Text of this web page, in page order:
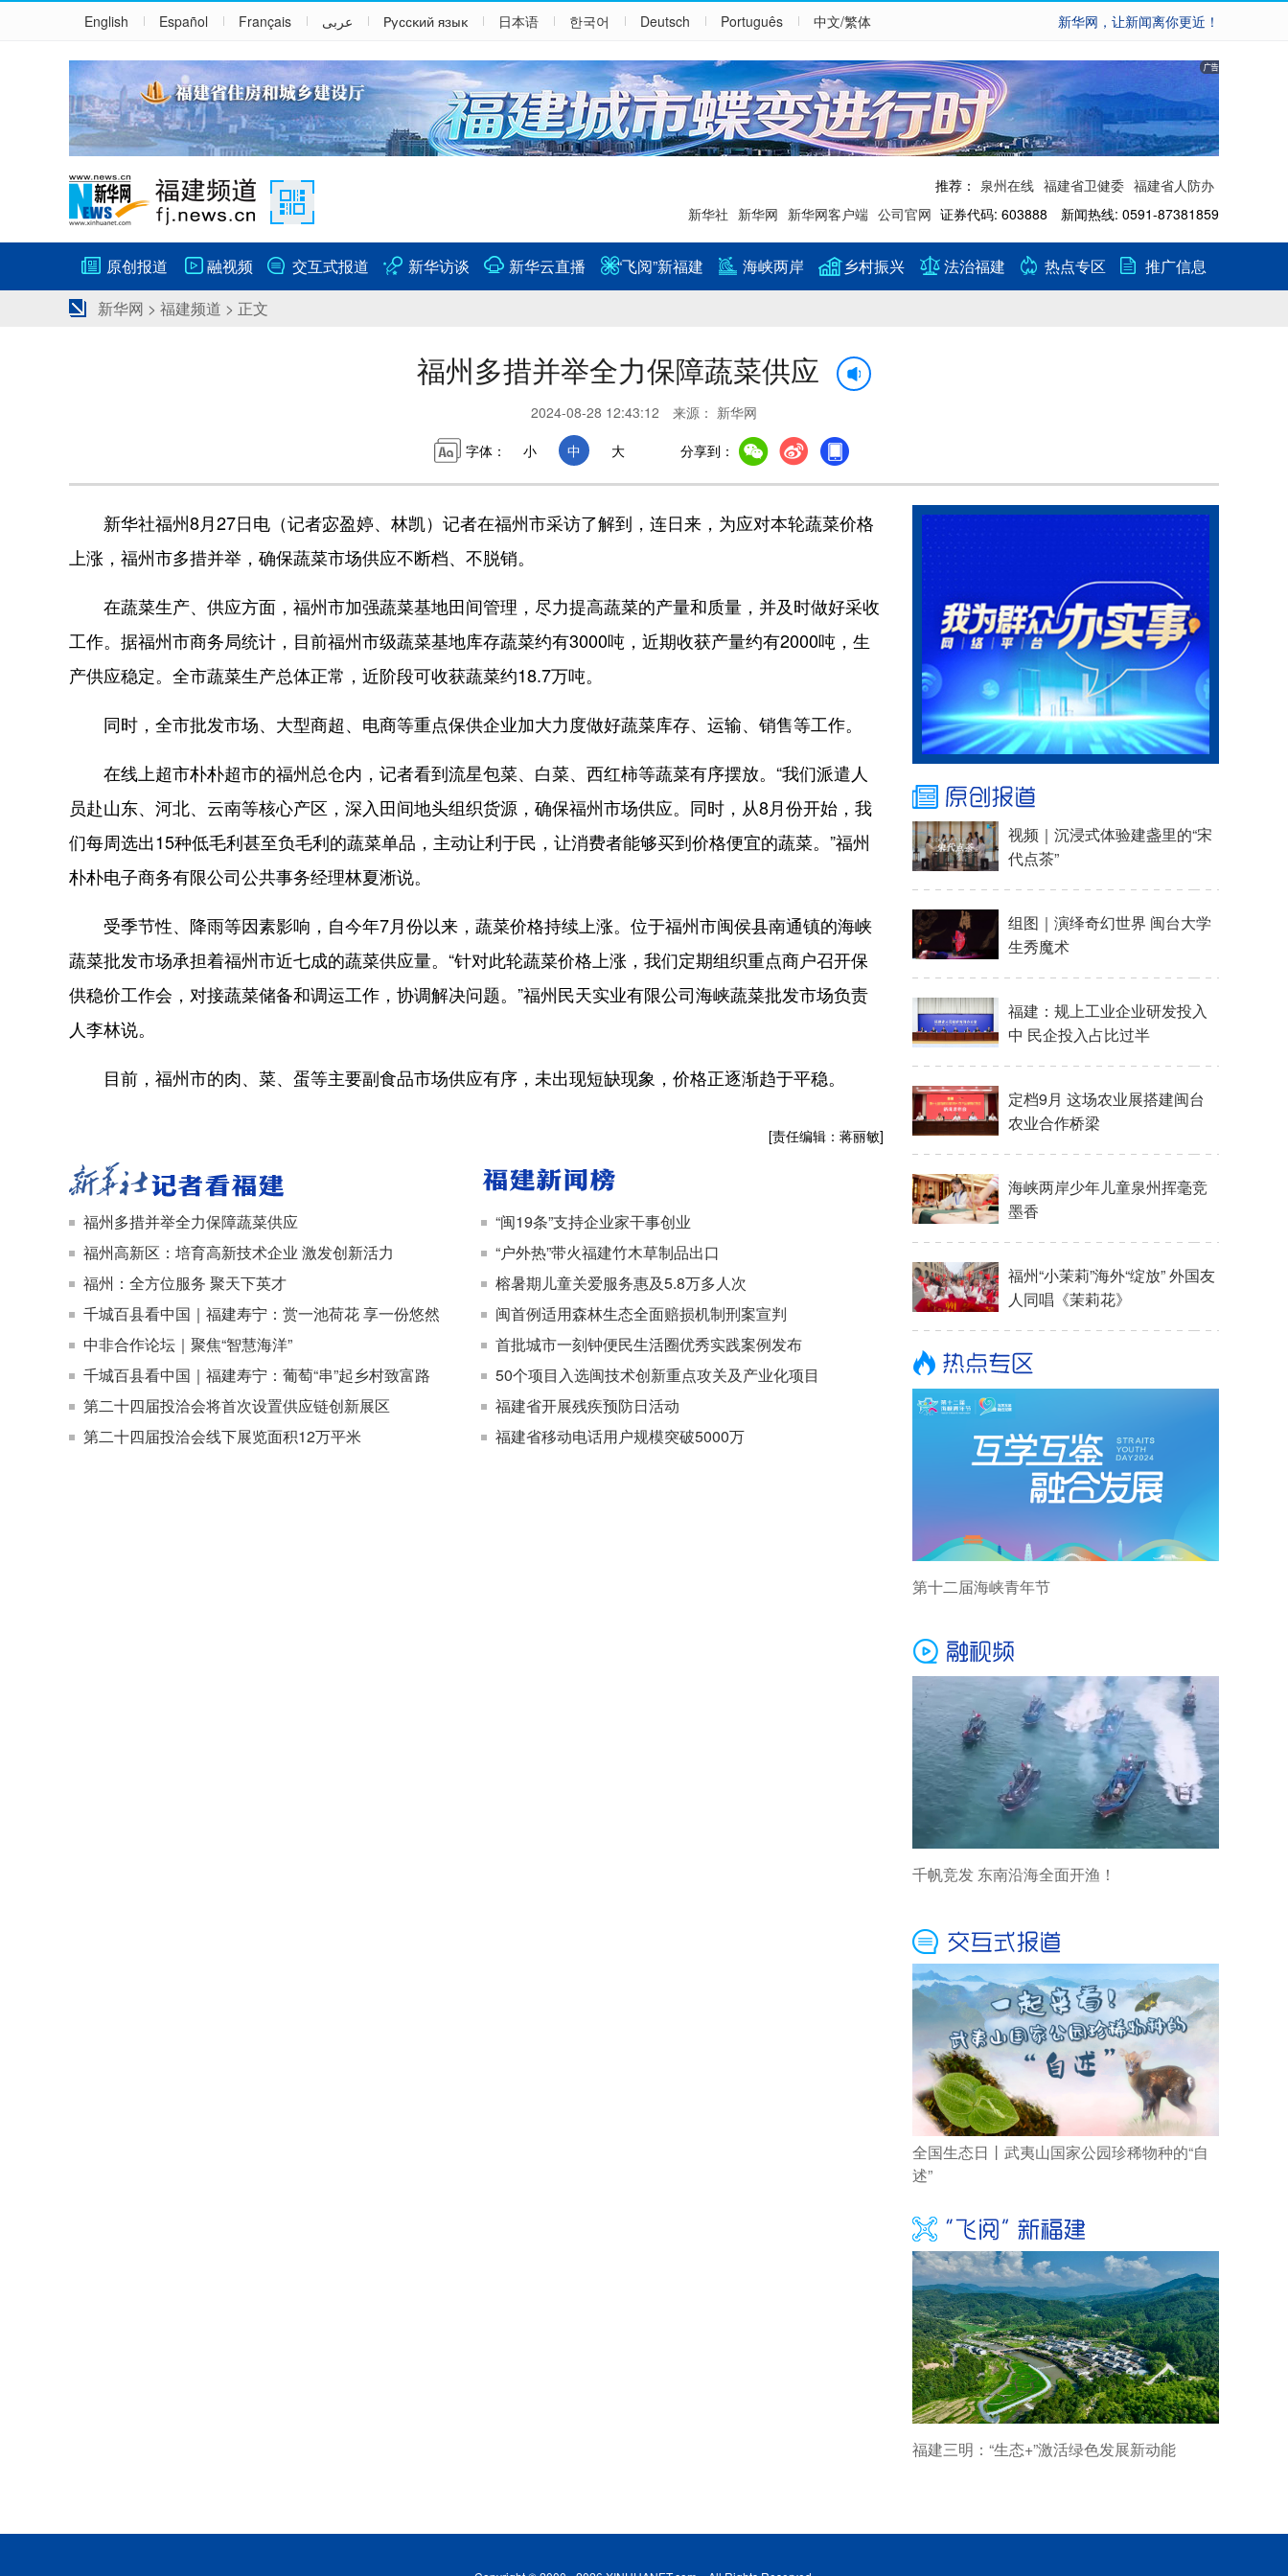
English Español Français عربى Русский язык 日本语 한국어 Deutsch Português 中文/繁体 新华网，让新闻离你更近！
推荐： 泉州在线 福建省卫健委 福建省人防办
新华社 新华网 新华网客户端 公司官网 证券代码: 603888 新闻热线: 0591-87381859
原创报道 融视频 交互式报道 新华访谈 新华云直播 “飞阅”新福建 海峡两岸 乡村振兴 法治福建 热点专区
推广信息
新华网 > 福建频道 > 正文
福州多措并举全力保障蔬菜供应
2024-08-28 12:43:12 来源： 新华网
字体：
小 中 大 分享到：
新华社福州8月27日电（记者宓盈婷、林凯）记者在福州市采访了解到，连日来，为应对本轮蔬菜价格
上涨，福州市多措并举，确保蔬菜市场供应不断档、不脱销。
在蔬菜生产、供应方面，福州市加强蔬菜基地田间管理，尽力提高蔬菜的产量和质量，并及时做好采收
工作。据福州市商务局统计，目前福州市级蔬菜基地库存蔬菜约有3000吨，近期收获产量约有2000吨，生
产供应稳定。全市蔬菜生产总体正常，近阶段可收获蔬菜约18.7万吨。
同时，全市批发市场、大型商超、电商等重点保供企业加大力度做好蔬菜库存、运输、销售等工作。
在线上超市朴朴超市的福州总仓内，记者看到流星包菜、白菜、西红柿等蔬菜有序摆放。“我们派遣人
员赴山东、河北、云南等核心产区，深入田间地头组织货源，确保福州市场供应。同时，从8月份开始，我
们每周选出15种低毛利甚至负毛利的蔬菜单品，主动让利于民，让消费者能够买到价格便宜的蔬菜。”福州
朴朴电子商务有限公司公共事务经理林夏淅说。
受季节性、降雨等因素影响，自今年7月份以来，蔬菜价格持续上涨。位于福州市闽侯县南通镇的海峡
蔬菜批发市场承担着福州市近七成的蔬菜供应量。“针对此轮蔬菜价格上涨，我们定期组织重点商户召开保
供稳价工作会，对接蔬菜储备和调运工作，协调解决问题。”福州民天实业有限公司海峡蔬菜批发市场负责
人李林说。
目前，福州市的肉、菜、蛋等主要副食品市场供应有序，未出现短缺现象，价格正逐渐趋于平稳。
[责任编辑：蒋丽敏]
福州多措并举全力保障蔬菜供应
福州高新区：培育高新技术企业 激发创新活力
福州：全方位服务 聚天下英才
千城百县看中国｜福建寿宁：赏一池荷花 享一份悠然
中非合作论坛｜聚焦“智慧海洋”
千城百县看中国｜福建寿宁：葡萄“串”起乡村致富路
第二十四届投洽会将首次设置供应链创新展区
第二十四届投洽会线下展览面积12万平米
“闽19条”支持企业家干事创业
“户外热”带火福建竹木草制品出口
榕暑期儿童关爱服务惠及5.8万多人次
闽首例适用森林生态全面赔损机制刑案宣判
首批城市一刻钟便民生活圈优秀实践案例发布
50个项目入选闽技术创新重点攻关及产业化项目
福建省开展残疾预防日活动
福建省移动电话用户规模突破5000万
视频｜沉浸式体验建盏里的“宋
代点茶”
组图｜演绎奇幻世界 闽台大学
生秀魔术
福建：规上工业企业研发投入
中 民企投入占比过半
定档9月 这场农业展搭建闽台
农业合作桥梁
海峡两岸少年儿童泉州挥毫竞
墨香
福州“小茉莉”海外“绽放” 外国友
人同唱《茉莉花》
第十二届海峡青年节
千帆竞发 东南沿海全面开渔！
全国生态日丨武夷山国家公园珍稀物种的“自
述”
福建三明：“生态+”激活绿色发展新动能